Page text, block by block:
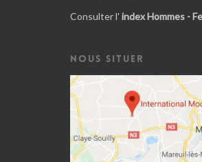
Consulter l' index Hommes -
NOUS SITUER